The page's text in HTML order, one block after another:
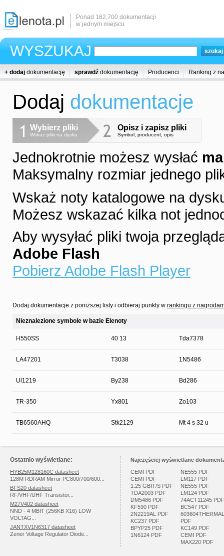
Ponad 162,700 dokumentacji
w jednym miejscu
WYSZUKAJ
+ dodaj dokumentację sprawdź dokumentację Producenci Ranking z
Dodaj dokumentacje
Wybierz pliki
Wskaż pliki na dysku
Opisz i zapisz pliki
Symbol, producent, opis
Jednokrotnie możesz wysłać
Maksymalny rozmiar jednego
Wskaż noty katalogowe na
Możesz wskazać kilka not
Aby wysyłać pliki twoja
Adobe Flash
Pobierz Adobe Flash Player
Dodaj dokumentacje z poniższej listy i odbieraj punkty w rankingu z
Nieznalezione symbole w bazie Elenoty
H550SS 40 13 Tda7378
LA47201 T3038 1N5486
Ul1219 By238 Bd286
TR-350 Yx801 Zo103
TB6560AHQ Stk2129 Mt 4 s 32 u
Ostatnio wyświetlane:
HYB25M128160C datasheet
128M RDRAM Mirror PC800/700/600...
BFS20 datasheet
RF/VHF/UHF Transistor...
M27V402 datasheet
NND - 4 MBIT (256KB X16) LOW
VOLTAG...
JANTXV1N6317 datasheet
Zener Voltage Regulator Diode...
Najczęściej wyświetlane
CEMI PDF
CEMI PDF
1.25 GBIT/S PDF
TDA2003 PDF
DM5486 PDF
KF590 PDF
2N2219AL PDF
KC237 PDF
BPYP25 PDF
1N6124 PDF
NE555 PDF
LM117 PDF
NE555 PDF
LM124 PDF
74ACT11245 PDF
BC547 PDF
603604THERMAL
PDF
KC149 PDF
CEMI PDF
MAX220 PDF